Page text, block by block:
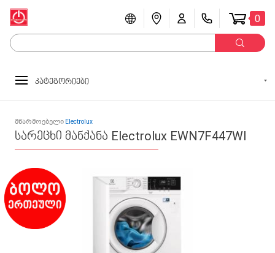
0
კატეგორიები
მწარმოებელი Electrolux
სარეცხი მანქანა Electrolux EWN7F447WI